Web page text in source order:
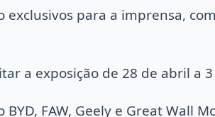
exclusivos para a imprensa,
a exposição de 28 de abril a
FAW, Geely e Great Wall